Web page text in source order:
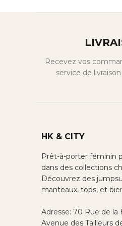
Recevez vos
service de
HK & CITY
Prêt-à-porter féminin
dans des collections
Découvrez des
manteaux, tops, et
Adresse: 70 Rue de la
Avenue des Tailleurs